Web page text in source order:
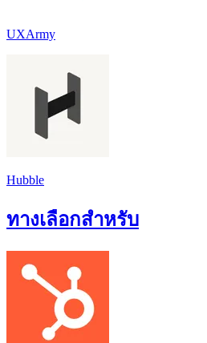
UXArmy
Hubble
ทางเลือกสำหรับ